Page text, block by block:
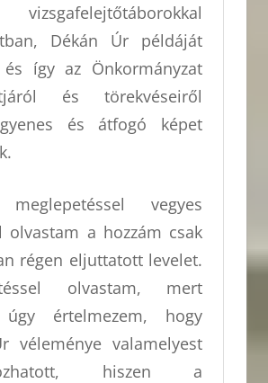
Dékán Úr példáját
és így az Önkormányzat
és törekvéseiről
és átfogó képet
vegyes
olvastam a hozzám csak
régen eljuttatott levelet.
olvastam, mert
úgy értelmezem, hogy
véleménye valamelyest
hiszen a